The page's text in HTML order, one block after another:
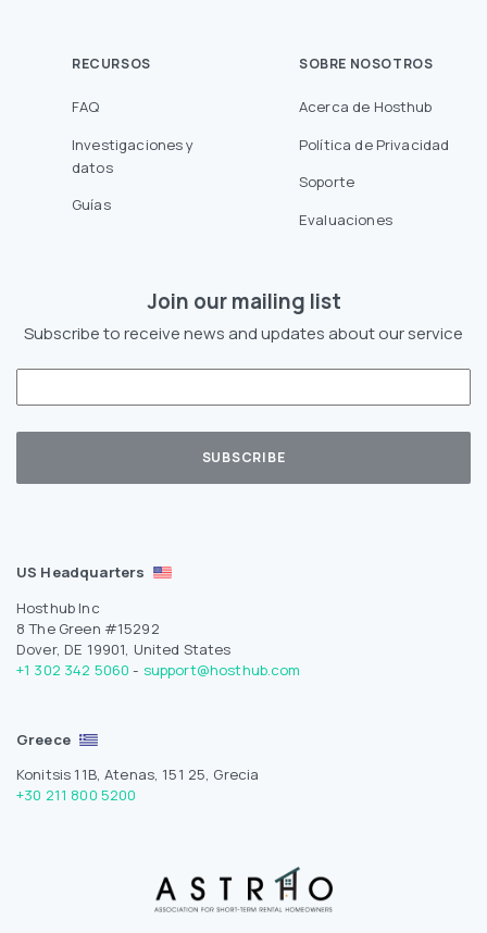
RECURSOS
FAQ
Investigaciones y
datos
Guías
SOBRE NOSOTROS
Acerca de Hosthub
Política de Privacidad
Soporte
Evaluaciones
Join our mailing list
Subscribe to receive news and updates about our service
US Headquarters
Hosthub Inc
8 The Green #15292
Dover, DE 19901, United States
+1 302 342 5060 - support@hosthub.com
Greece
Konitsis 11B, Atenas, 151 25, Grecia
+30 211 800 5200